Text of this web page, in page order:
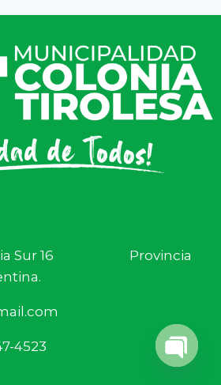
Illia Sur 16 Provincia
4523